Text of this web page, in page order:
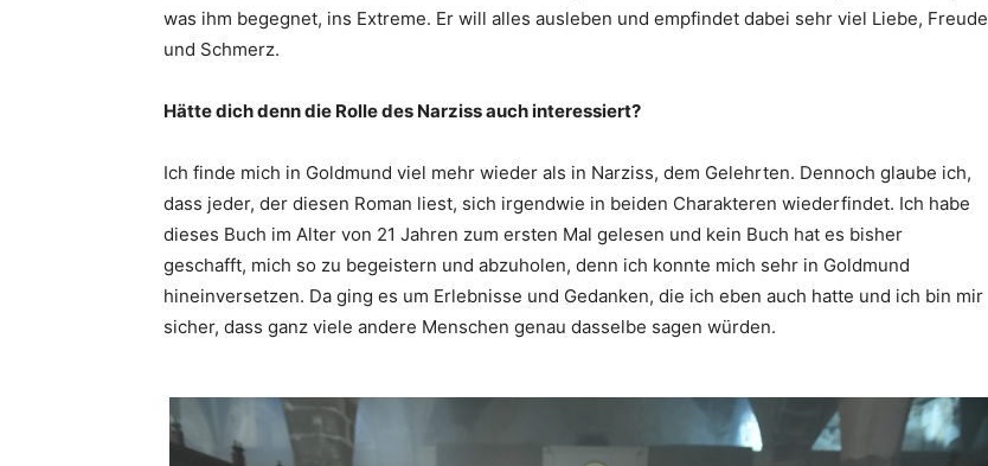
was ihm begegnet, ins Extreme. Er will alles ausleben und empfindet dabei sehr viel Liebe, Freude
und Schmerz.
Hätte dich denn die Rolle des Narziss auch interessiert?
Ich finde mich in Goldmund viel mehr wieder als in Narziss, dem Gelehrten. Dennoch glaube ich,
dass jeder, der diesen Roman liest, sich irgendwie in beiden Charakteren wiederfindet. Ich habe
dieses Buch im Alter von 21 Jahren zum ersten Mal gelesen und kein Buch hat es bisher
geschafft, mich so zu begeistern und abzuholen, denn ich konnte mich sehr in Goldmund
hineinversetzen. Da ging es um Erlebnisse und Gedanken, die ich eben auch hatte und ich bin mir
sicher, dass ganz viele andere Menschen genau dasselbe sagen würden.